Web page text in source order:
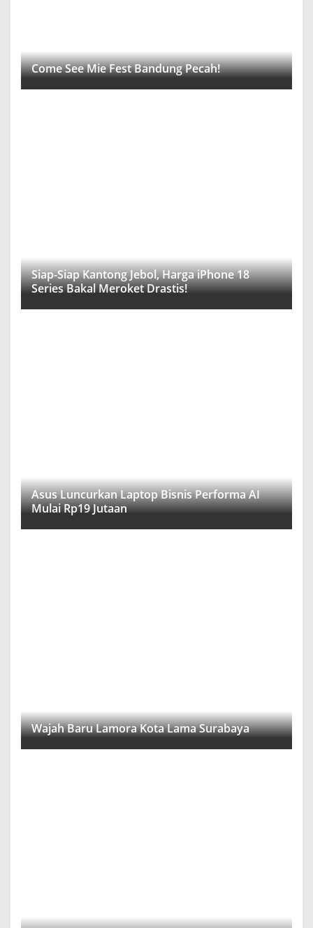
Come See Mie Fest Bandung Pecah!
Siap-Siap Kantong Jebol, Harga iPhone 18
Series Bakal Meroket Drastis!
Asus Luncurkan Laptop Bisnis Performa AI
Mulai Rp19 Jutaan
Wajah Baru Lamora Kota Lama Surabaya